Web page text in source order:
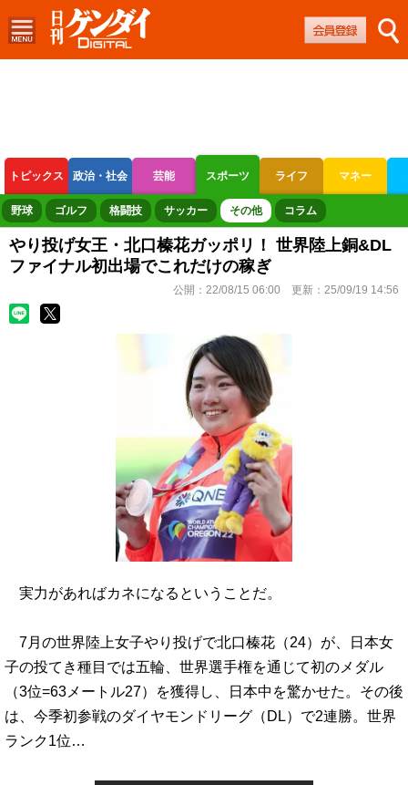
トピックス 政治・社会 芸能 スポーツ ライフ マネー
ボートレース 競輪 オートレース
野球 ゴルフ 格闘技 サッカー その他 コラム
やり投げ女王・北口榛花ガッポリ！ 世界陸上銅&DL
ファイナル初出場でこれだけの稼ぎ
公開： 22/08/15 06:00 更新： 25/09/19 14:56
実力があればカネになるということだ。
7月の世界陸上女子やり投げで北口榛花（24）が、日本女
子の投てき種目では五輪、世界選手権を通じて初のメダル
（3位=63メートル27）を獲得し、日本中を驚かせた。その後
は、今季初参戦のダイヤモンドリーグ（DL）で2連勝。世界
ランク1位…